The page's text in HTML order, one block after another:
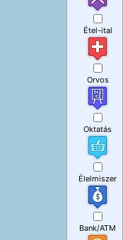
Étel-ital
Orvos
Oktatás
Élelmiszer
Bank/ATM